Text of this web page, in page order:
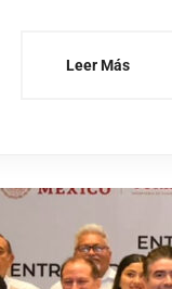
Leer Más